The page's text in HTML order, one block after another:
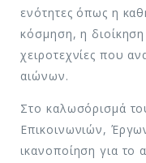
ενότητες όπως η
κόσμηση, η διοίκηση
χειροτεχνίες που
αιώνων.
Στο καλωσόρισμά
Επικοινωνιών,
ικανοποίηση για